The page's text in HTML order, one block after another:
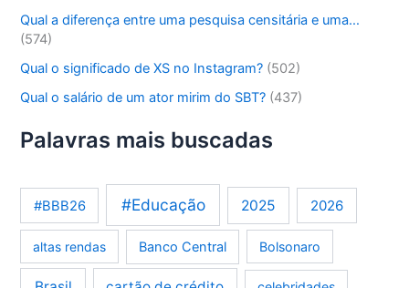
Qual a diferença entre uma pesquisa censitária e uma…
(574)
Qual o significado de XS no Instagram? (502)
Qual o salário de um ator mirim do SBT? (437)
Palavras mais buscadas
#BBB26 #Educação 2025 2026
altas rendas Banco Central Bolsonaro